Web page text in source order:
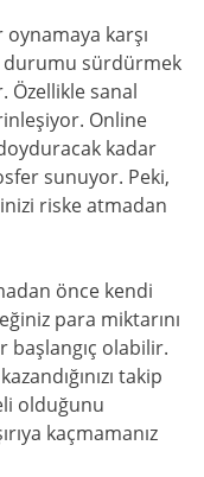
oynamaya karşı
durumu sürdürmek
Özellikle sanal
Online
kadar
sunuyor. Peki,
riske atmadan
önce kendi
para miktarını
başlangıç olabilir.
takip
olduğunu
kaçmamanız